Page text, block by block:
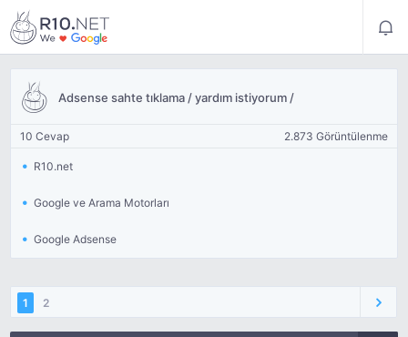
Adsense sahte tıklama / yardım istiyorum /
10 Cevap 2.873 Görüntülenme
R10.net
Google ve Arama Motorları
Google Adsense
1 2